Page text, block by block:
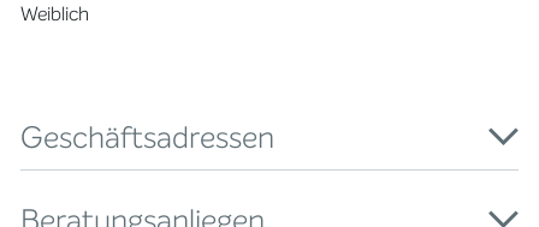
Weiblich
Geschäftsadressen